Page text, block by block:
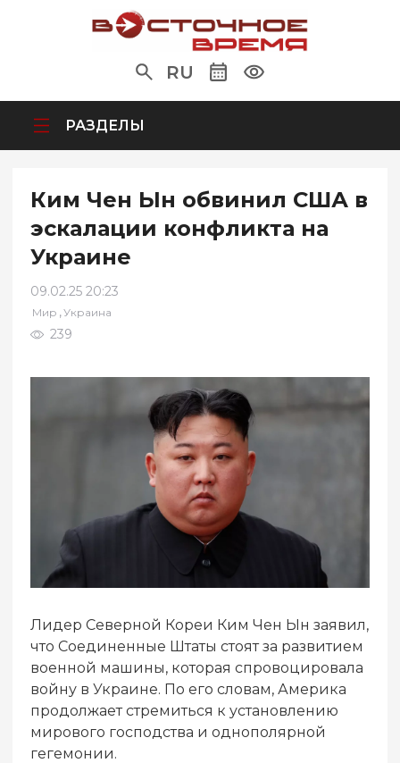
RU
РАЗДЕЛЫ
Ким Чен Ын обвинил США в
эскалации конфликта на
Украине
09.02.25 20:23
Мир ,Украина
239
Лидер Северной Кореи Ким Чен Ын заявил,
что Соединенные Штаты стоят за развитием
военной машины, которая спровоцировала
войну в Украине. По его словам, Америка
продолжает стремиться к установлению
мирового господства и однополярной
гегемонии.